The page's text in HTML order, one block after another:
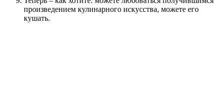
произведением кулинарного искусства, можете его
кушать.